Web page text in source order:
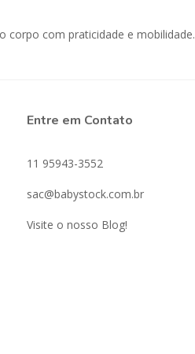
corpo com praticidade e mobilidade.
Entre em Contato
11 95943-3552
sac@babystock.com.br
Visite o nosso Blog!